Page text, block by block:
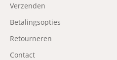
Verzenden
Betalingsopties
Retourneren
Contact